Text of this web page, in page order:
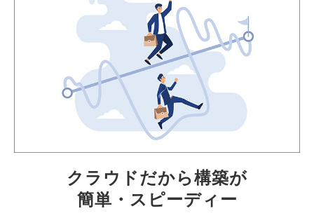
クラウドだから構築が
簡単・スピーディー